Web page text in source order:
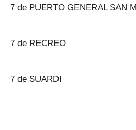
7 de PUERTO GENERAL SAN
7 de RECREO
7 de SUARDI